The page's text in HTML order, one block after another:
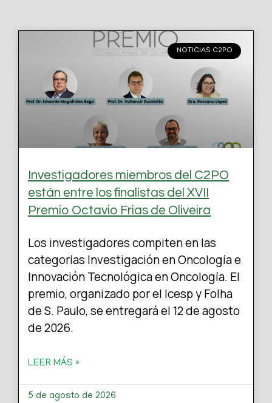
NOTICIAS C2PO
Investigadores miembros del C2PO
están entre los finalistas del XVII
Premio Octavio Frias de Oliveira
Los investigadores compiten en las
categorías Investigación en Oncología e
Innovación Tecnológica en Oncología. El
premio, organizado por el Icesp y Folha
de S. Paulo, se entregará el 12 de agosto
de 2026.
LEER MÁS »
5 de agosto de 2026